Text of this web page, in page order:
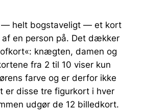
— helt bogstaveligt — et kort
en person på. Det dækker
knægten, damen og
fra 2 til 10 viser kun
farve og er derfor ikke
er disse tre figurkort i hver
udgør de 12 billedkort.